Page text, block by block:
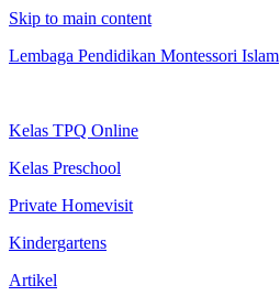
Skip to main content
Lembaga Pendidikan Montessori Islam
Kelas TPQ Online
Kelas Preschool
Private Homevisit
Kindergartens
Artikel